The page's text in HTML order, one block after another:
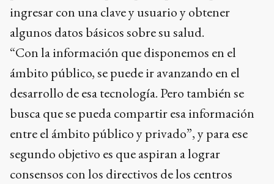
ingresar con una clave y usuario y obtener
algunos datos básicos sobre su salud.
“Con la información que disponemos en el
ámbito público, se puede ir avanzando en el
desarrollo de esa tecnología. Pero también se
busca que se pueda compartir esa información
entre el ámbito público y privado”, y para ese
segundo objetivo es que aspiran a lograr
consensos con los directivos de los centros